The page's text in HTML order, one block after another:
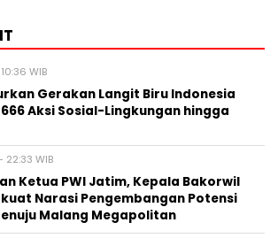
WIB
Gerakan Langit Biru Indonesia
Aksi Sosial-Lingkungan hingga
WIB
Ketua PWI Jatim, Kepala Bakorwil
Narasi Pengembangan Potensi
Malang Megapolitan